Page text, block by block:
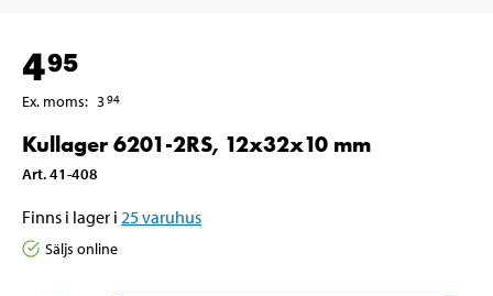
495
Ex. moms: 394
Kullager 6201-2RS, 12x32x10 mm
Art.41-408
Finns i lager i 25varuhus
Säljs online